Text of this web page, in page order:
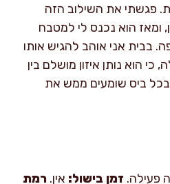
פגשתי את השילוב הזה
ומאז הוא נכנס לי למטבח
בבית אני אוהב להגיש אותו
הוא נותן איזון מושלם בין
ביס שומעים ממש את
זמן בישול: אין. רמת